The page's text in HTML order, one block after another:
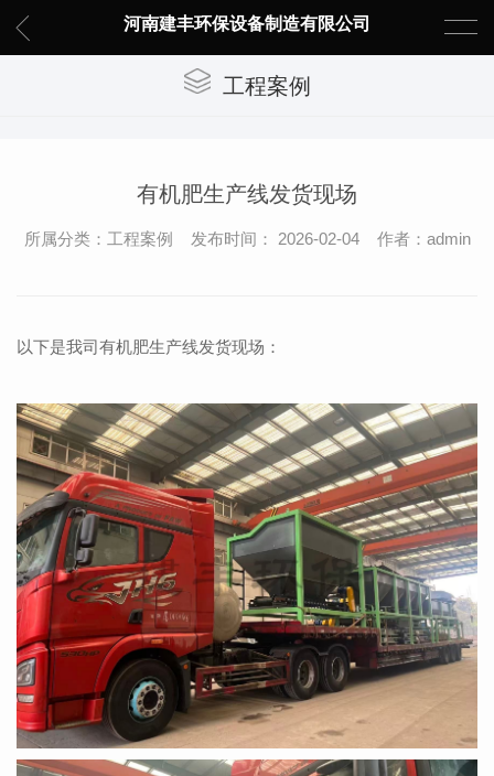
河南建丰环保设备制造有限公司
工程案例
有机肥生产线发货现场
所属分类：工程案例 发布时间： 2026-02-04 作者：admin
以下是我司有机肥生产线发货现场：